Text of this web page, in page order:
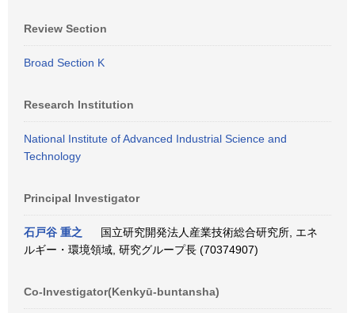
Review Section
Broad Section K
Research Institution
National Institute of Advanced Industrial Science and
Technology
Principal Investigator
石戸谷 重之
国立研究開発法人産業技術総合研究所, エネ
ルギー・環境領域, 研究グループ長 (70374907)
Co-Investigator(Kenkyū-buntansha)